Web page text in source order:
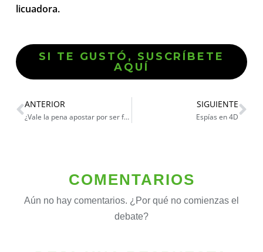
licuadora.
SI TE GUSTÓ, SUSCRÍBETE
AQUÍ
ANTERIOR
¿Vale la pena apostar por ser funcionario público?
SIGUIENTE
Espías en 4D
COMENTARIOS
Aún no hay comentarios. ¿Por qué no comienzas el
debate?